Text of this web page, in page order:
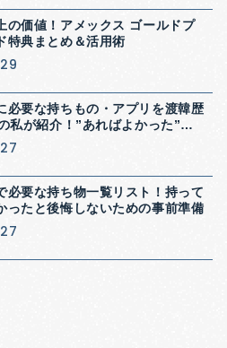
の価値！アメックス ゴールドプ
特典まとめ＆活用術
必要な持ちもの・アプリを渡韓歴
私が紹介！”あればよかった”を
物紹介
必要な持ち物一覧リスト！持って
ったと後悔しないための事前準備